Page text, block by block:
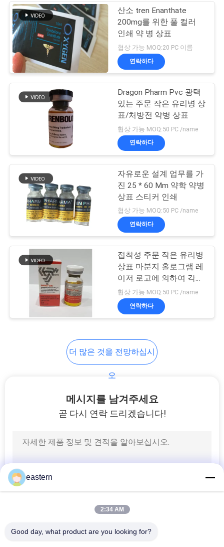
뉴
스
경
우
트
PRIVACY
안전 홀로그램 스티
커
27
약제 포장 상자
약 병 상표
약 병 상자
작은 유리제 작은 유
리병
산소 tren Enanthate
200mg를 위한 풀 컬러
인쇄 약 병 상표
협상 가능 MOQ:20 PC 이름
연락하다
Dragon Pharm Pvc 광택
있는 주문 작은 유리병 상
표/처방전 약병 상표
협상 가능 MOQ:50 PC /name
연락하다
자유로운 설계 업무를 가
진 25 * 60 Mm 약학 약병
상표 스티커 인쇄
협상 가능 MOQ:50 PC /name
연락하다
접착성 주문 작은 유리병
상표 마분지 홀로그램 레
이저 로고에 의하여 각인
되는 인쇄 상표
협상 가능 MOQ:50 PC /name
연락하다
더 많은 것을 전망하십시
오
메시지를 남겨주세요
곧 다시 연락 드리겠습니다!
eastern
2:34 AM
Good day, what product are you looking for?